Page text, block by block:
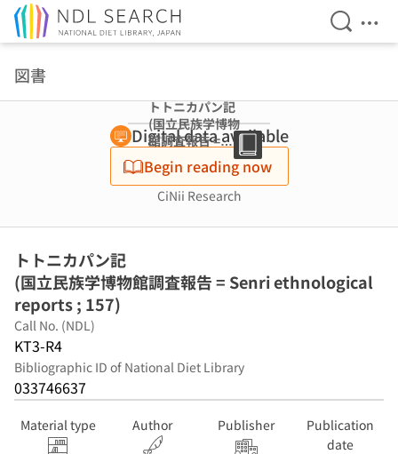
Open
図書
トトニカパン記
(国立民族学博物
館調査報告 =
Senri
ethnological
reports ; 157)
Digital data available
Begin reading now
CiNii Research
トトニカパン記
(国立民族学博物館調査報告 = Senri ethnological
reports ; 157)
Call No. (NDL)
KT3-R4
Bibliographic ID of National Diet Library
033746637
Material type Author Publisher
Publication
date